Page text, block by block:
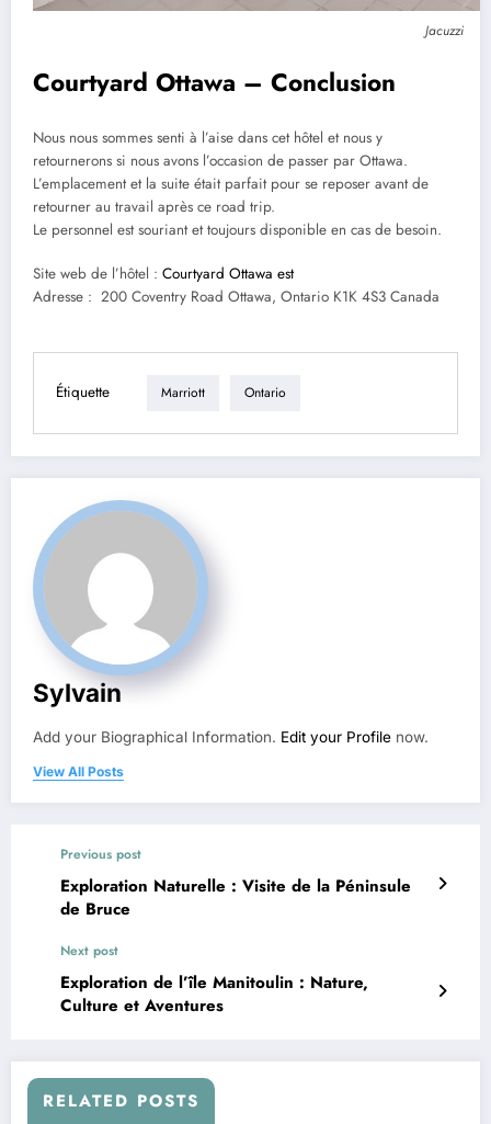
Jacuzzi
Courtyard Ottawa – Conclusion
Nous nous sommes senti à l’aise dans cet hôtel et nous y
retournerons si nous avons l’occasion de passer par Ottawa.
L’emplacement et la suite était parfait pour se reposer avant de
retourner au travail après ce road trip.
Le personnel est souriant et toujours disponible en cas de besoin.
Site web de l’hôtel : Courtyard Ottawa est
Adresse : 200 Coventry Road Ottawa, Ontario K1K 4S3 Canada
Étiquette Marriott Ontario
Sylvain
Add your Biographical Information. Edit your Profile now.
View All Posts
Previous post
Exploration Naturelle : Visite de la Péninsule
de Bruce
Next post
Exploration de l’île Manitoulin : Nature,
Culture et Aventures
RELATED POSTS